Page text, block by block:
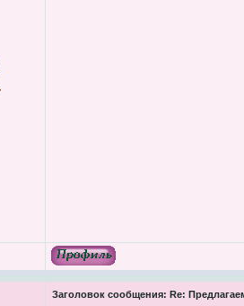
Заголовок сообщения: Re: